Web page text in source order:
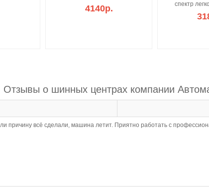
4140р.
спектр
Отзывы о шинных центрах компании
причину всё сделали, машина летит. Приятно работать с